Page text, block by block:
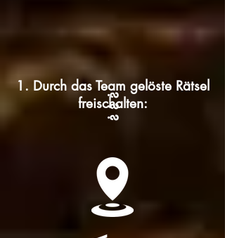
? ? ?
1. Durch das Team gelöste Rätsel
freischalten: